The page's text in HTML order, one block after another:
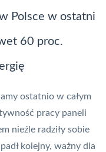
Polsce w ostatni
60 proc.
ostatnio w całym
pracy paneli
nieźle radziły sobie
kolejny, ważny dla